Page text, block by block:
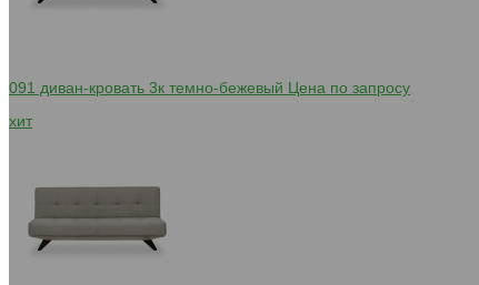
091 диван-кровать 3к темно-бежевый Цена по запросу
хит